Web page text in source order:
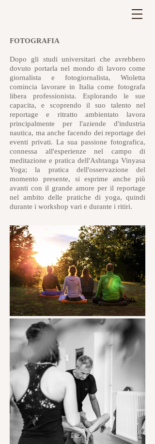
FOTOGRAFIA
Dopo gli studi universitari che avrebbero
dovuto portarla nel mondo di lavoro come
giornalista e fotogiornalista, Wioletta
comincia lavorare in Italia come fotografa
libera professionista. Esplorando le sue
capacita, e scoprendo il suo talento nel
reportage e ritratto ambientato lavora
principalmente per l'aziende d'industria
nautica, ma anche facendo dei reportage dei
eventi privati. La sua passione fotografica,
connessa all'esperienze nel campo di
meditazione e pratica dell'Ashtanga Vinyasa
Yoga; la pratica dell'osservazione del
momento presente, si esprime anche più
avanti con il grande amore per il reportage
nel ambito delle pratiche di yoga, quindi
durante i workshop vari e durante i ritiri.